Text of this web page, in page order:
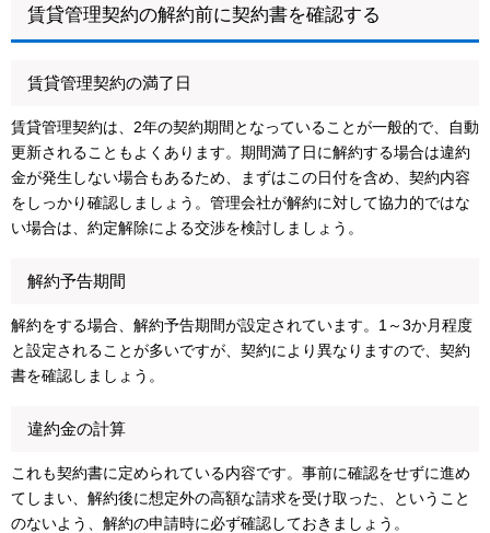
賃貸管理契約の解約前に契約書を確認する
賃貸管理契約の満了日
賃貸管理契約は、2年の契約期間となっていることが一般的で、自動
更新されることもよくあります。期間満了日に解約する場合は違約
金が発生しない場合もあるため、まずはこの日付を含め、契約内容
をしっかり確認しましょう。管理会社が解約に対して協力的ではな
い場合は、約定解除による交渉を検討しましょう。
解約予告期間
解約をする場合、解約予告期間が設定されています。1～3か月程度
と設定されることが多いですが、契約により異なりますので、契約
書を確認しましょう。
違約金の計算
これも契約書に定められている内容です。事前に確認をせずに進め
てしまい、解約後に想定外の高額な請求を受け取った、ということ
のないよう、解約の申請時に必ず確認しておきましょう。